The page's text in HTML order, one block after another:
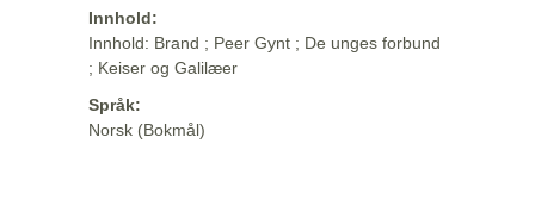
Innhold:
Innhold: Brand ; Peer Gynt ; De unges forbund
; Keiser og Galilæer
Språk:
Norsk (Bokmål)